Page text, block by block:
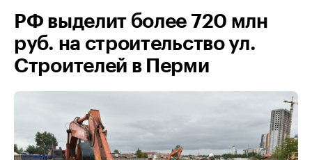
РФ выделит более 720 млн
руб. на строительство ул.
Строителей в Перми